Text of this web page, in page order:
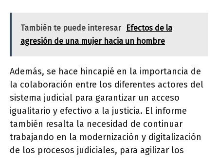
También te puede interesar
Efectos de la
agresión de una mujer hacia un hombre
Además, se hace hincapié en la importancia de
la colaboración entre los diferentes actores del
sistema judicial para garantizar un acceso
igualitario y efectivo a la justicia. El informe
también resalta la necesidad de continuar
trabajando en la modernización y digitalización
de los procesos judiciales, para agilizar los